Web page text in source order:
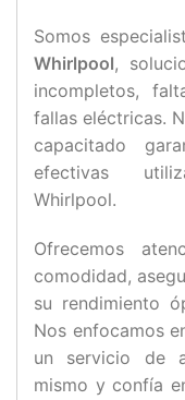
Somos
Whirlpool,
incompletos,
fallas eléctricas.
capacitado
efectivas
Whirlpool.
Ofrecemos
comodidad,
su rendimiento
Nos enfocamos
un servicio de
mismo y confía